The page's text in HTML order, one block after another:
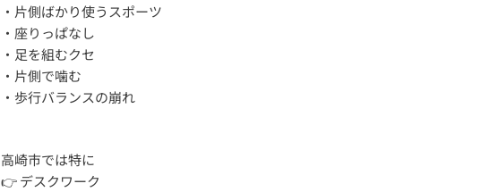
・片側ばかり使うスポーツ
・座りっぱなし
・足を組むクセ
・片側で噛む
・歩行バランスの崩れ
高崎市では特に
👉 デスクワーク